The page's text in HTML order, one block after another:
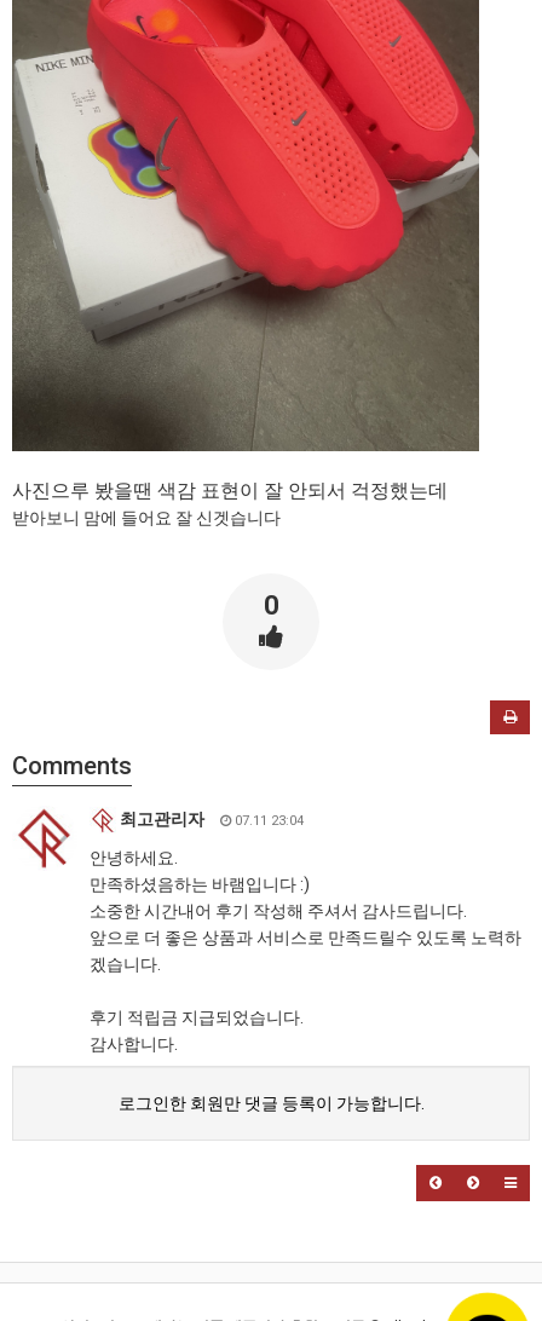
사진으루 봤을땐 색감 표현이 잘 안되서 걱정했는데
받아보니 맘에 들어요 잘 신겟습니다
0
Comments
최고관리자 07.11 23:04
안녕하세요.
만족하셨음하는 바램입니다 :)
소중한 시간내어 후기 작성해 주셔서 감사드립니다.
앞으로 더 좋은 상품과 서비스로 만족드릴수 있도록 노력하
겠습니다.
후기 적립금 지급되었습니다.
감사합니다.
로그인한 회원만 댓글 등록이 가능합니다.